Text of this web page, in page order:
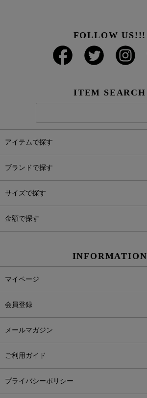
FOLLOW US!!!
ITEM SEARCH
アイテムで探す
ブランドで探す
サイズで探す
金額で探す
INFORMATION
マイページ
会員登録
メールマガジン
ご利用ガイド
プライバシーポリシー